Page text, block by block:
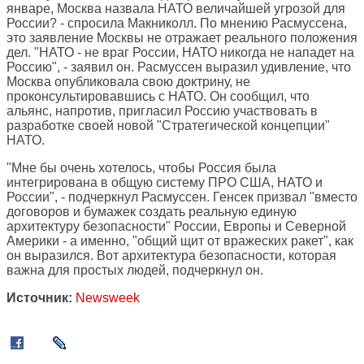
январе, Москва назвала НАТО величайшей угрозой для
России? - спросила Макниколл. По мнению Расмуссена,
это заявление Москвы не отражает реального положения
дел. "НАТО - не враг России, НАТО никогда не нападет на
Россию", - заявил он. Расмуссен выразил удивление, что
Москва опубликовала свою доктрину, не
проконсультировавшись с НАТО. Он сообщил, что
альянс, напротив, пригласил Россию участвовать в
разработке своей новой "Стратегической концепции"
НАТО.
"Мне бы очень хотелось, чтобы Россия была
интегрирована в общую систему ПРО США, НАТО и
России", - подчеркнул Расмуссен. Генсек призвал "вместо
договоров и бумажек создать реальную единую
архитектуру безопасности" России, Европы и Северной
Америки - а именно, "общий щит от вражеских ракет", как
он выразился. Вот архитектура безопасности, которая
важна для простых людей, подчеркнул он.
Источник: Newsweek